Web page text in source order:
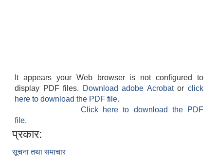
It appears your Web browser is not configured to
display PDF files.
Download adobe Acrobatorclick
here to download the PDF file.
Click here to download the PDF
file.
प्रकार:
सूचना तथा समाचार